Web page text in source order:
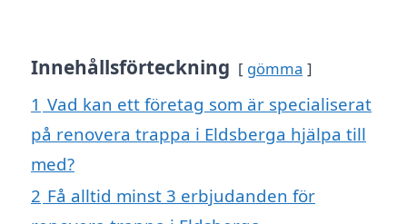
Innehållsförteckning gömma
1 Vad kan ett företag som är specialiserat
på renovera trappa i Eldsberga hjälpa till
med?
2 Få alltid minst 3 erbjudanden för